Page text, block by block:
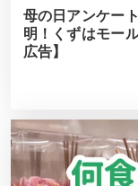
母の日アンケー
明！くずはモー
広告】